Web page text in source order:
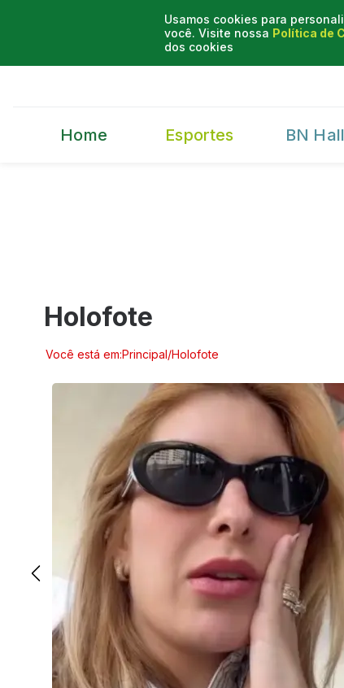
Usamos cookies para
você. Visite nossa Política de
dos cookies
Home Esportes BN Hall
Holofote
Você está em:Principal/Holofote